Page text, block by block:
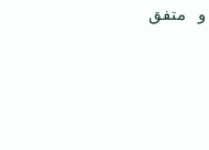
و متفق